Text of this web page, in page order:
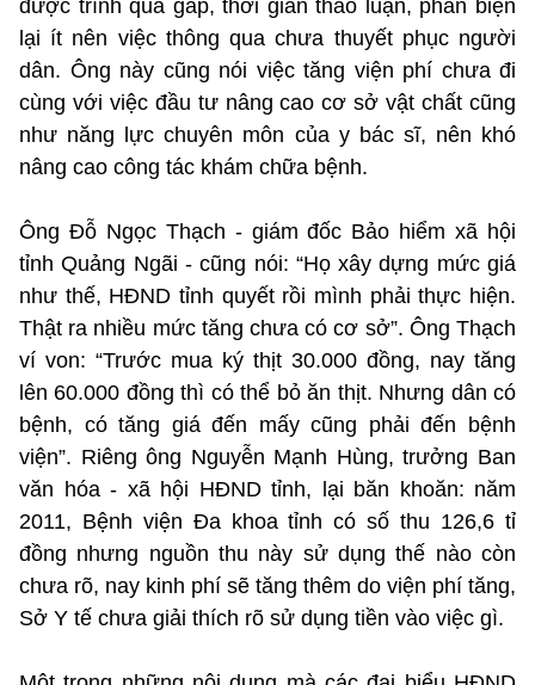
được trình quá gấp, thời gian thảo luận, phản biện
lại ít nên việc thông qua chưa thuyết phục người
dân. Ông này cũng nói việc tăng viện phí chưa đi
cùng với việc đầu tư nâng cao cơ sở vật chất cũng
như năng lực chuyên môn của y bác sĩ, nên khó
nâng cao công tác khám chữa bệnh.
Ông Đỗ Ngọc Thạch - giám đốc Bảo hiểm xã hội
tỉnh Quảng Ngãi - cũng nói: “Họ xây dựng mức giá
như thế, HĐND tỉnh quyết rồi mình phải thực hiện.
Thật ra nhiều mức tăng chưa có cơ sở”. Ông Thạch
ví von: “Trước mua ký thịt 30.000 đồng, nay tăng
lên 60.000 đồng thì có thể bỏ ăn thịt. Nhưng dân có
bệnh, có tăng giá đến mấy cũng phải đến bệnh
viện”. Riêng ông Nguyễn Mạnh Hùng, trưởng Ban
văn hóa - xã hội HĐND tỉnh, lại băn khoăn: năm
2011, Bệnh viện Đa khoa tỉnh có số thu 126,6 tỉ
đồng nhưng nguồn thu này sử dụng thế nào còn
chưa rõ, nay kinh phí sẽ tăng thêm do viện phí tăng,
Sở Y tế chưa giải thích rõ sử dụng tiền vào việc gì.